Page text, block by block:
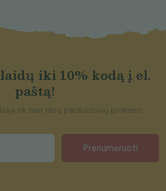
iki 10% kodą į el.
paštą!
tik tam tikrų parduotuvių prekėms
Prenumeruoti